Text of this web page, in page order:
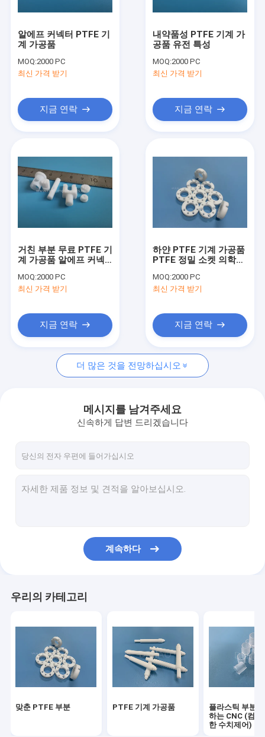
회사 소개
소식
PTFE 기계 가공품
엿보기 기계 가공품
PTFE 사출 로드
POM 아세탈 공중합체
나일론 기계 가공품
극소 주형 플라스틱
알에프 커넥터 PTFE 기
계 가공품
MOQ:2000 PC
최신 가격 받기
지금 연락
내약품성 PTFE 기계 가
공품 유전 특성
MOQ:2000 PC
최신 가격 받기
지금 연락
거친 부분 무료 PTFE 기
계 가공품 알에프 커넥
MOQ:2000 PC
최신 가격 받기
지금 연락
하얀 PTFE 기계 가공품
PTFE 정밀 소켓 의학적
MOQ:2000 PC
최신 가격 받기
지금 연락
더 많은 것을 전망하십시오
메시지를 남겨주세요
신속하게 답변 드리겠습니다
계속하다
우리의 카테고리
맞춘 PTFE 부분 PTFE 기계 가공품
플라스틱 부분
하는 CNC (컴퓨
한 수치제어)